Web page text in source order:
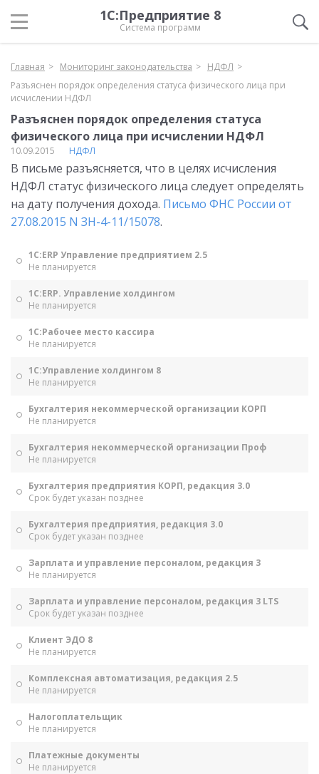
1С:Предприятие 8
Система программ
Главная Мониторинг законодательства
НДФЛ
Разъяснен порядок определения статуса физического лица при
исчислении НДФЛ
Разъяснен порядок определения статуса
физического лица при исчислении НДФЛ
10.09.2015 НДФЛ
В письме разъясняется, что в целях исчисления
НДФЛ статус физического лица следует определять
на дату получения дохода. Письмо ФНС России от
27.08.2015 N ЗН-4-11/15078.
1С:ERP Управление предприятием 2.5
Не планируется
1С:ERP. Управление холдингом
Не планируется
1С:Рабочее место кассира
Не планируется
1С:Управление холдингом 8
Не планируется
Бухгалтерия некоммерческой организации КОРП
Не планируется
Бухгалтерия некоммерческой организации Проф
Не планируется
Бухгалтерия предприятия КОРП, редакция 3.0
Срок будет указан позднее
Бухгалтерия предприятия, редакция 3.0
Срок будет указан позднее
Зарплата и управление персоналом, редакция 3
Не планируется
Зарплата и управление персоналом, редакция 3 LTS
Срок будет указан позднее
Клиент ЭДО 8
Не планируется
Комплексная автоматизация, редакция 2.5
Не планируется
Налогоплательщик
Не планируется
Платежные документы
Не планируется